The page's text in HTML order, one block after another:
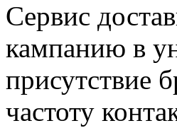
Сервис
кампанию в
присутствие
частоту